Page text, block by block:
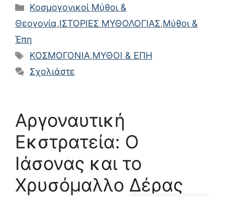
Κατηγορίες
Κοσμογονικοί Μύθοι &
Θεογονία,ΙΣΤΟΡΙΕΣ ΜΥΘΟΛΟΓΙΑΣ,Μύθοι &
Έπη
Ετικέτες
ΚΟΣΜΟΓΟΝΙΑ,ΜΥΘΟΙ & ΕΠΗ
Σχολιάστε
Αργοναυτική
Εκστρατεία: Ο
Ιάσονας και το
Χρυσόμαλλο Δέρας